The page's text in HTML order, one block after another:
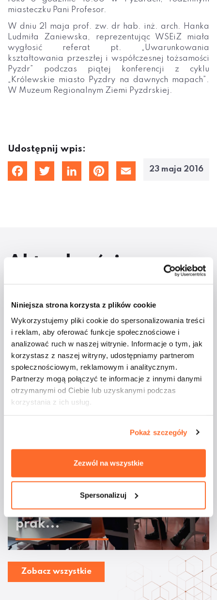
Niniejsza strona korzysta z plików cookie
Wykorzystujemy pliki cookie do spersonalizowania treści
i reklam, aby oferować funkcje społecznościowe i
analizować ruch w naszej witrynie. Informacje o tym, jak
korzystasz z naszej witryny, udostępniamy partnerom
społecznościowym, reklamowym i analitycznym.
Partnerzy mogą połączyć te informacje z innymi danymi
otrzymanymi od Ciebie lub uzyskanymi podczas
korzystania z ich usług.
Pokaż szczegóły
Zezwól na wszystkie
Spersonalizuj
miasteczku Pani Profesor.
W dniu 21 maja prof. zw. dr hab. inż. arch. Hanka
Ludmiła Zaniewska, reprezentując WSEiZ miała
wygłosić referat pt. „Uwarunkowania
kształtowania przeszłej i współczesnej tożsamości
Pyzdr” podczas piątej konferencji z cyklu
„Królewskie miasto Pyzdry na dawnych mapach”.
W Muzeum Regionalnym Ziemi Pyzdrskiej.
Udostępnij wpis:
TwitterLinkedInPinterestEmail
23 maja 2016
Aktualności
Studenci ATA na
majówkowym rejsie
Odbyły się warsztaty
„Automatyzacja bez kodu:
No-code & Agenci AI w
prak...
Zobacz wszystkie